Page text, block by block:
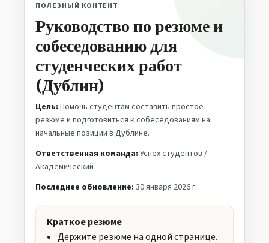
ПОЛЕЗНЫЙ КОНТЕНТ
Руководство по резюме и
собеседованию для
студенческих работ
(Дублин)
Цель: Помочь студентам составить простое
резюме и подготовиться к собеседованиям на
начальные позиции в Дублине.
Ответственная команда: Успех студентов /
Академический
Последнее обновление: 30 января 2026 г.
Краткое резюме
Держите резюме на одной странице.